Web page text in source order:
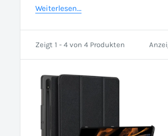
Weiterlesen...
Zeigt 1 - 4 von 4 Produkten